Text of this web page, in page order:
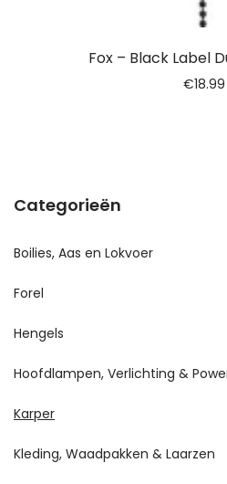
Fox – Black Label
€18.99
Categorieën
Boilies, Aas en Lokvoer
Forel
Hengels
Hoofdlampen, Verlichting &
Karper
Kleding, Waadpakken & Laarzen